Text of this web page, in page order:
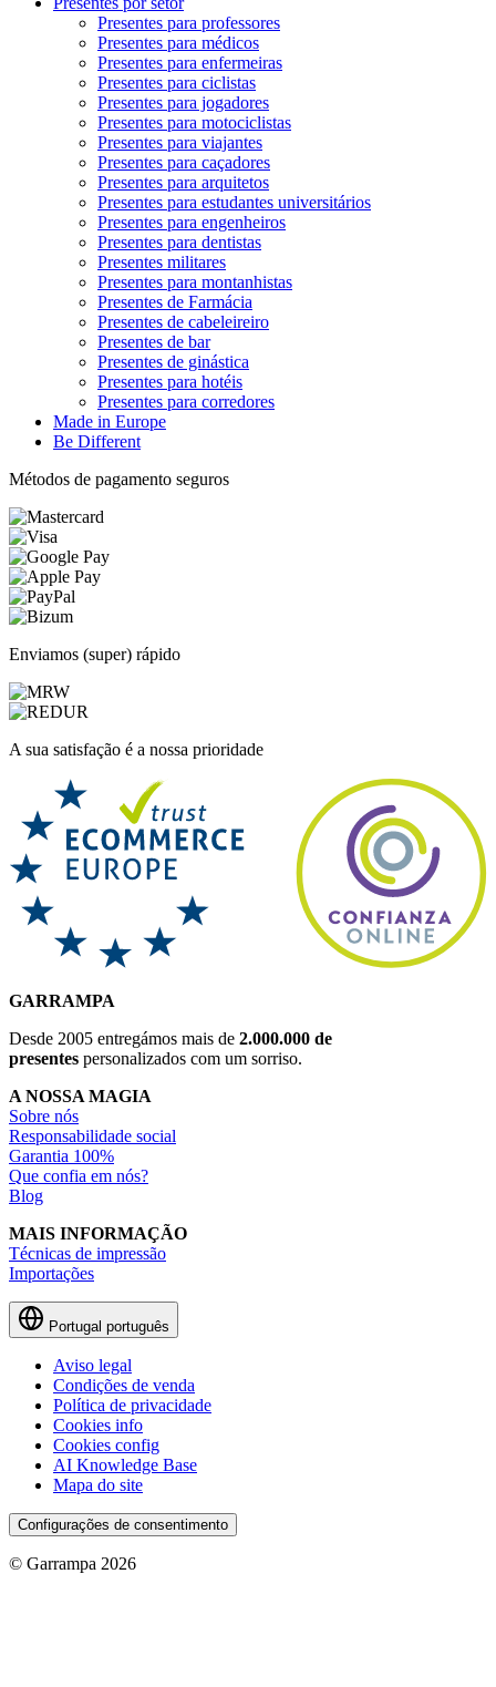
Presentes para professores
Presentes para médicos
Presentes para enfermeiras
Presentes para ciclistas
Presentes para jogadores
Presentes para motociclistas
Presentes para viajantes
Presentes para caçadores
Presentes para arquitetos
Presentes para estudantes universitários
Presentes para engenheiros
Presentes para dentistas
Presentes militares
Presentes para montanhistas
Presentes de Farmácia
Presentes de cabeleireiro
Presentes de bar
Presentes de ginástica
Presentes para hotéis
Presentes para corredores
Made in Europe
Be Different
Métodos de pagamento seguros
Enviamos (super) rápido
A sua satisfação é a nossa prioridade
GARRAMPA
Desde 2005 entregámos mais de 2.000.000 de
presentes personalizados com um sorriso.
A NOSSA MAGIA
Sobre nós
Responsabilidade social
Garantia 100%
Que confia em nós?
Blog
MAIS INFORMAÇÃO
Técnicas de impressão
Importações
Portugal português
Aviso legal
Condições de venda
Política de privacidade
Cookies info
Cookies config
AI Knowledge Base
Mapa do site
Configurações de consentimento
© Garrampa 2026